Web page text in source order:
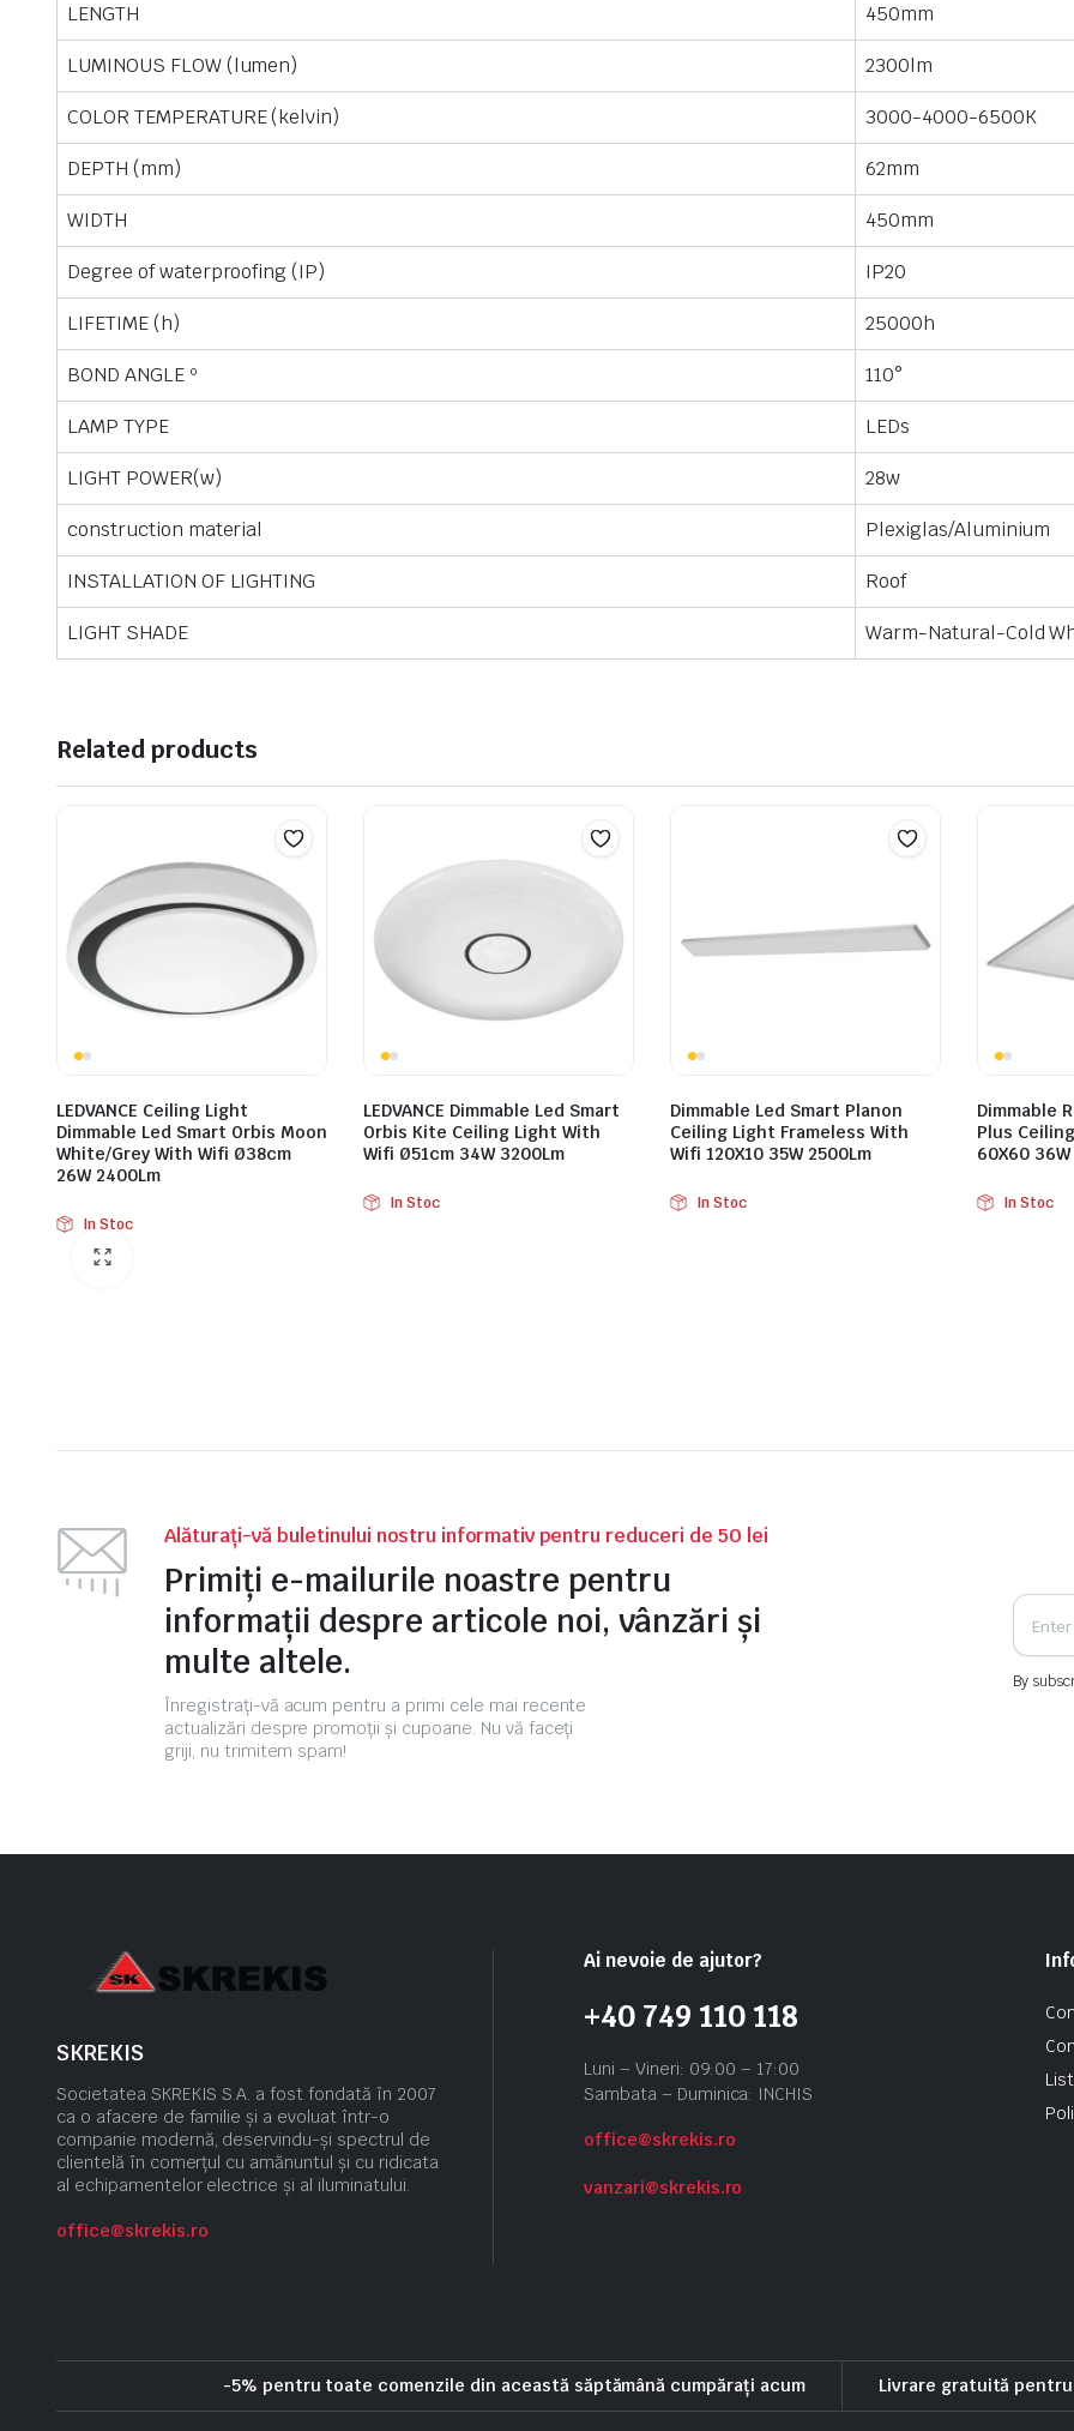
LENGTH 450mm
LUMINOUS FLOW (lumen) 2300lm
COLOR TEMPERATURE (kelvin) 3000-4000-6500K
DEPTH (mm) 62mm
WIDTH 450mm
Degree of waterproofing (IP) IP20
LIFETIME (h) 25000h
BOND ANGLE º 110°
LAMP TYPE LEDs
LIGHT POWER(w) 28w
construction material Plexiglas/Aluminium
INSTALLATION OF LIGHTING Roof
LIGHT SHADE Warm-Natural-Cold
Related products
LEDVANCE Ceiling Light
Dimmable Led Smart Orbis Moon
White/Grey With Wifi Ø38cm
26W 2400Lm
In Stoc
LEDVANCE Dimmable Led Smart
Orbis Kite Ceiling Light With
Wifi Ø51cm 34W 3200Lm
In Stoc
Dimmable Led Smart Planon
Ceiling Light Frameless With
Wifi 120X10 35W 2500Lm
In Stoc
Dimmable
Plus
60X60
In Stoc
Alăturați-vă buletinului nostru informativ pentru reduceri de 50 lei
Primiți e-mailurile noastre pentru
informații despre articole noi, vânzări și
multe altele.
Înregistrați-vă acum pentru a primi cele mai recente
actualizări despre promoții și cupoane. Nu vă faceți
griji, nu trimitem spam!
By
SKREKIS
Societatea SKREKIS S.A. a fost fondată în 2007
ca o afacere de familie și a evoluat într-o
companie modernă, deservindu-și spectrul de
clientelă în comerțul cu amănuntul și cu ridicata
al echipamentelor electrice și al iluminatului.
office@skrekis.ro
Ai nevoie de ajutor?
+40 749 110 118
Luni – Vineri: 09:00 – 17:00
Sambata – Duminica: INCHIS
office@skrekis.ro
vanzari@skrekis.ro
-5% pentru toate comenzile din această săptămână cumpărați acum Livrare gratuită